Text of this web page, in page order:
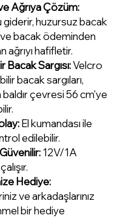
Ağrıya Çözüm:
giderir, huzursuz bacak
bacak ödeminden
ağrıyı hafifletir.
Bacak Sargısı:Velcro
bacak sargıları,
çevresi 56 cm'ye
El kumandası ile
edilebilir.
12V/1A
Hediye:
ve arkadaşlarınız
bir hediye